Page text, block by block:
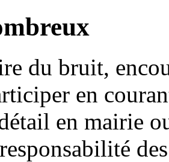
du bruit,
en
en mairie